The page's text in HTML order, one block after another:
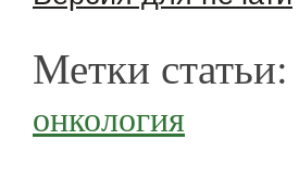
Метки статьи:
онкология